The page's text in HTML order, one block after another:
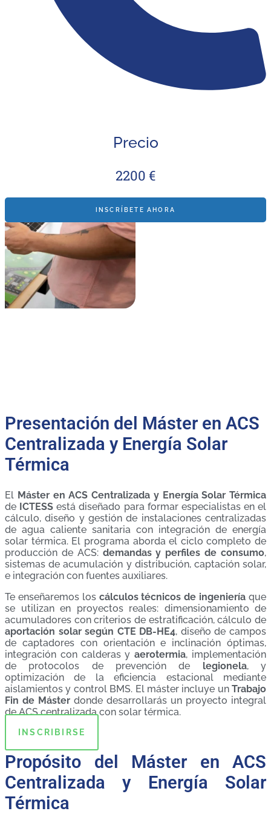
Precio
2200 €
INSCRÍBETE AHORA
Presentación del Máster en ACS
Centralizada y Energía Solar
Térmica
El Máster en ACS Centralizada y Energía Solar Térmica
de ICTESS está diseñado para formar especialistas en el
cálculo, diseño y gestión de instalaciones centralizadas
de agua caliente sanitaria con integración de energía
solar térmica. El programa aborda el ciclo completo de
producción de ACS: demandas y perfiles de consumo,
sistemas de acumulación y distribución, captación solar,
e integración con fuentes auxiliares.
Te enseñaremos los cálculos técnicos de ingeniería que
se utilizan en proyectos reales: dimensionamiento de
acumuladores con criterios de estratificación, cálculo de
aportación solar según CTE DB-HE4, diseño de campos
de captadores con orientación e inclinación óptimas,
integración con calderas yaerotermia, implementación
de protocolos de prevención de legionela, y
optimización de la eficiencia estacional mediante
aislamientos y control BMS. El máster incluye un Trabajo
Fin de Máster donde desarrollarás un proyecto integral
de ACS centralizada con solar térmica.
INSCRIBIRSE
Propósito del Máster en ACS
Centralizada y Energía Solar
Térmica